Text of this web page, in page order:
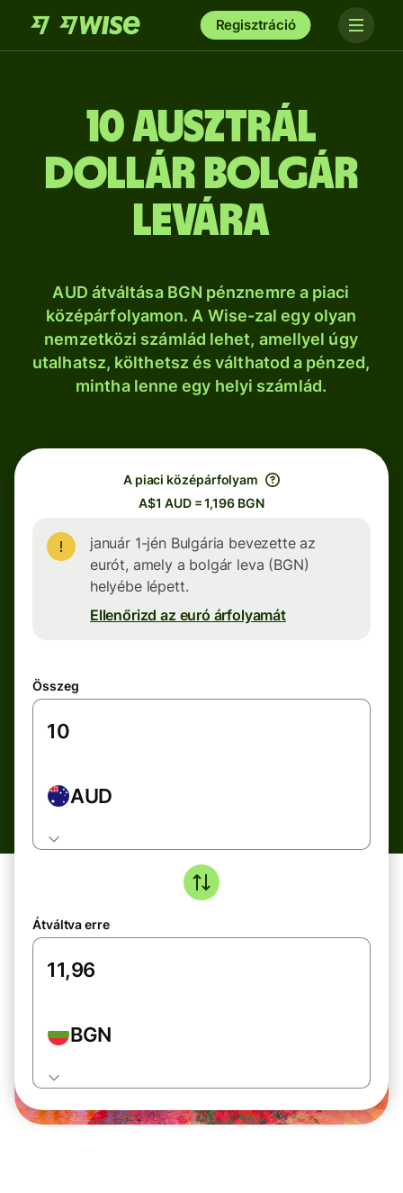
Regisztráció
10 ausztrál
dollár bolgár
levára
AUD átváltása BGN pénznemre a piaci
középárfolyamon. A Wise-zal egy olyan
nemzetközi számlád lehet, amellyel úgy
utalhatsz, költhetsz és válthatod a pénzed,
mintha lenne egy helyi számlád.
A piaci középárfolyam
A$1 AUD = 1,196 BGN
január 1-jén Bulgária bevezette az
eurót, amely a bolgár leva (BGN)
helyébe lépett.
Ellenőrizd az euró árfolyamát
Összeg
AUD
Átváltva erre
BGN